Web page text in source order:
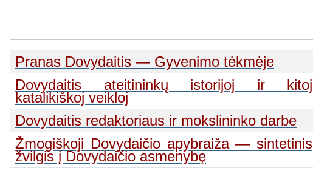
Pranas Dovydaitis — Gyvenimo tėkmėje
Dovydaitis ateitininkų istorijoj ir kitoj
katalikiškoj veikloj
Dovydaitis redaktoriaus ir mokslininko darbe
Žmogiškoji Dovydaičio apybraiža — sintetinis
žvilgis į Dovydaičio asmenybę